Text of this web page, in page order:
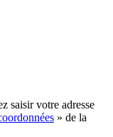
saisir votre adresse
» de la